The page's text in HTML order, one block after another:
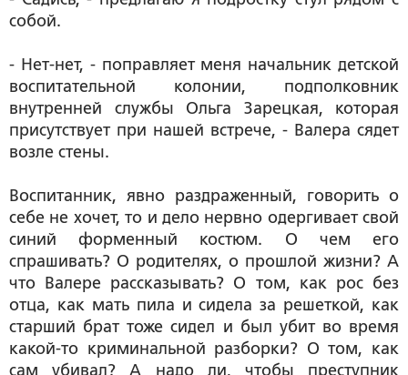
собой.
- Нет-нет, - поправляет меня начальник детской
воспитательной колонии, подполковник
внутренней службы Ольга Зарецкая, которая
присутствует при нашей встрече, - Валера сядет
возле стены.
Воспитанник, явно раздраженный, говорить о
себе не хочет, то и дело нервно одергивает свой
синий форменный костюм. О чем его
спрашивать? О родителях, о прошлой жизни? А
что Валере рассказывать? О том, как рос без
отца, как мать пила и сидела за решеткой, как
старший брат тоже сидел и был убит во время
какой-то криминальной разборки? О том, как
сам убивал? А надо ли, чтобы преступник